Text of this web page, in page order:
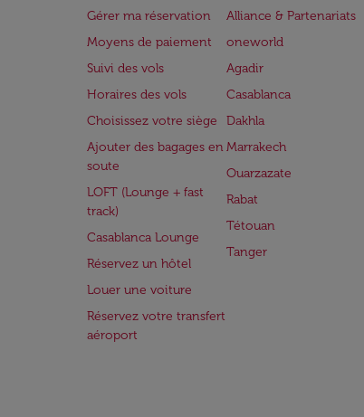
Gérer ma réservation
Moyens de paiement
Suivi des vols
Horaires des vols
Choisissez votre siège
Ajouter des bagages en
soute
LOFT (Lounge + fast
track)
Casablanca Lounge
Réservez un hôtel
Louer une voiture
Réservez votre transfert
aéroport
Alliance & Partenariats
oneworld
Agadir
Casablanca
Dakhla
Marrakech
Ouarzazate
Rabat
Tétouan
Tanger